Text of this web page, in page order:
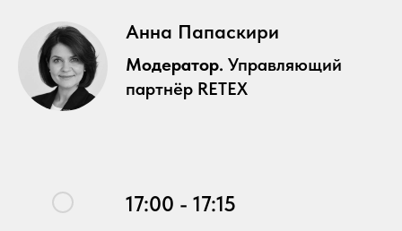
Анна Папаскири
Модератор. Управляющий
партнёр RETEX
17:00 - 17:15